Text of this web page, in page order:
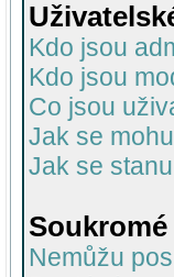
Kdo jsou
Kdo jsou
Co jsou
Jak se
Jak se
Nemůžu